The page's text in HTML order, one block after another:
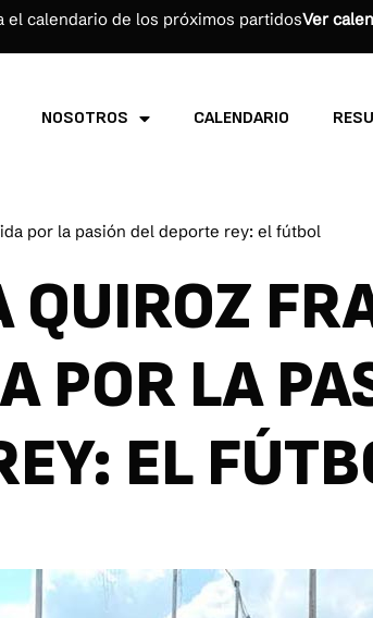
el calendario de los próximos partidosVer
NOSOTROS CALENDARIO
por la pasión del deporte rey: el fútbol
QUIROZ
POR LA
EL